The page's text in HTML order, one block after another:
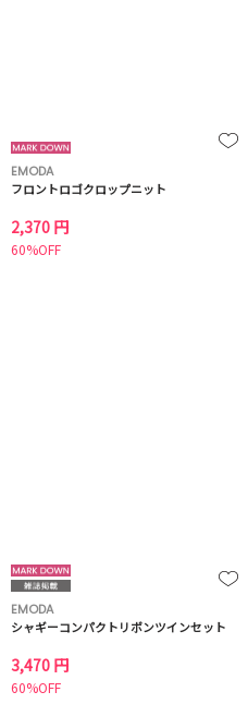
EMODA
フロントロゴクロップニット
2,370 円
60%OFF
EMODA
シャギーコンパクトリボンツインセット
3,470 円
60%OFF